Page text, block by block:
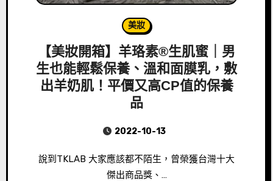
美妝
【美妝開箱】羊珞素®生肌蜜｜男
生也能輕鬆保養、溫和面膜乳，敷
出羊奶肌！平價又高CP值的保養
品
2022-10-13
說到TKLAB 大家應該都不陌生，曾榮獲台灣十大
傑出商品獎、…